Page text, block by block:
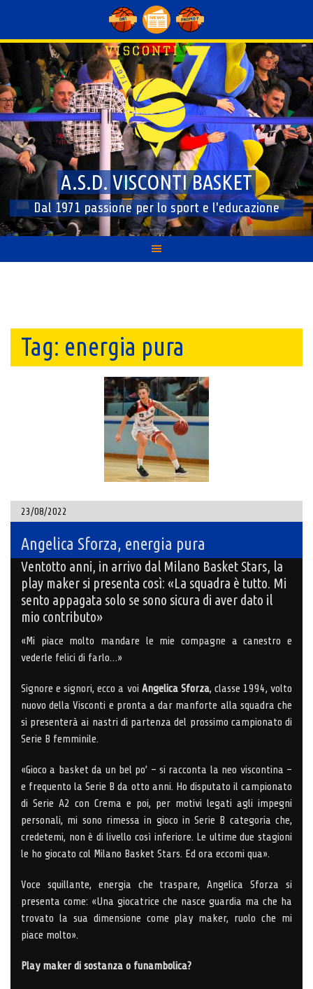
content
A.S.D. VISCONTI BASKET
Dal 1971 passione per lo sport e l'educazione
Tag: energia pura
23/08/2022
Angelica Sforza, energia pura
Ventotto anni, in arrivo dal Milano Basket Stars, la
play maker si presenta così: «La squadra è tutto. Mi
sento appagata solo se sono sicura di aver dato il
mio contributo»
«Mi piace molto mandare le mie compagne a canestro e
vederle felici di farlo…»
Signore e signori, ecco a voi Angelica Sforza, classe 1994, volto
nuovo della Visconti e pronta a dar manforte alla squadra che
si presenterà ai nastri di partenza del prossimo campionato di
Serie B femminile.
«Gioco a basket da un bel po’ – si racconta la neo viscontina –
e frequento la Serie B da otto anni. Ho disputato il campionato
di Serie A2 con Crema e poi, per motivi legati agli impegni
personali, mi sono rimessa in gioco in Serie B categoria che,
credetemi, non è di livello così inferiore. Le ultime due stagioni
le ho giocato col Milano Basket Stars. Ed ora eccomi qua».
Voce squillante, energia che traspare, Angelica Sforza si
presenta come: «Una giocatrice che nasce guardia ma che ha
trovato la sua dimensione come play maker, ruolo che mi
piace molto».
Play maker di sostanza o funambolica?